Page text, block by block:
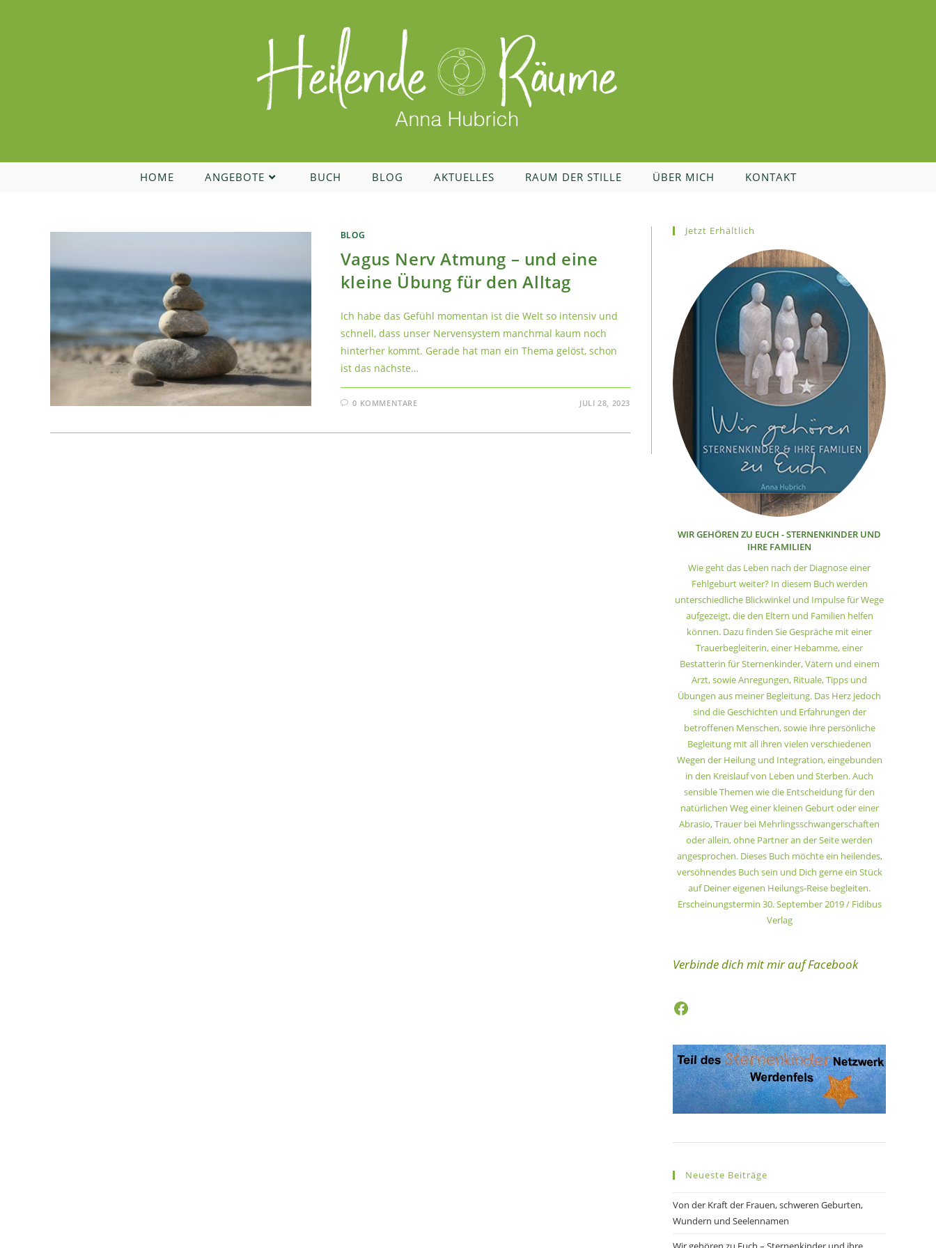
HOME ANGEBOTE BUCH BLOG AKTUELLES RAUM DER STILLE ÜBER MICH KONTAKT
BLOG
Vagus Nerv Atmung – und eine
kleine Übung für den Alltag
Ich habe das Gefühl momentan ist die Welt so intensiv und
schnell, dass unser Nervensystem manchmal kaum noch
hinterher kommt. Gerade hat man ein Thema gelöst, schon
ist das nächste…
0 KOMMENTARE JULI 28, 2023
Jetzt Erhältlich
WIR GEHÖREN ZU EUCH - STERNENKINDER UND
IHRE FAMILIEN
Wie geht das Leben nach der Diagnose einer
Fehlgeburt weiter? In diesem Buch werden
unterschiedliche Blickwinkel und Impulse für Wege
aufgezeigt, die den Eltern und Familien helfen
können. Dazu finden Sie Gespräche mit einer
Trauerbegleiterin, einer Hebamme, einer
Bestatterin für Sternenkinder, Vätern und einem
Arzt, sowie Anregungen, Rituale, Tipps und
Übungen aus meiner Begleitung. Das Herz jedoch
sind die Geschichten und Erfahrungen der
betroffenen Menschen, sowie ihre persönliche
Begleitung mit all ihren vielen verschiedenen
Wegen der Heilung und Integration, eingebunden
in den Kreislauf von Leben und Sterben. Auch
sensible Themen wie die Entscheidung für den
natürlichen Weg einer kleinen Geburt oder einer
Abrasio, Trauer bei Mehrlingsschwangerschaften
oder allein, ohne Partner an der Seite werden
angesprochen. Dieses Buch möchte ein heilendes,
versöhnendes Buch sein und Dich gerne ein Stück
auf Deiner eigenen Heilungs-Reise begleiten.
Erscheinungstermin 30. September 2019 / Fidibus
Verlag
Verbinde dich mit mir auf Facebook
Facebook
Neueste Beiträge
Von der Kraft der Frauen, schweren Geburten,
Wundern und Seelennamen